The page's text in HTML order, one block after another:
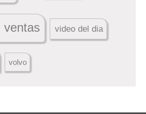
ventas video del dia
volvo